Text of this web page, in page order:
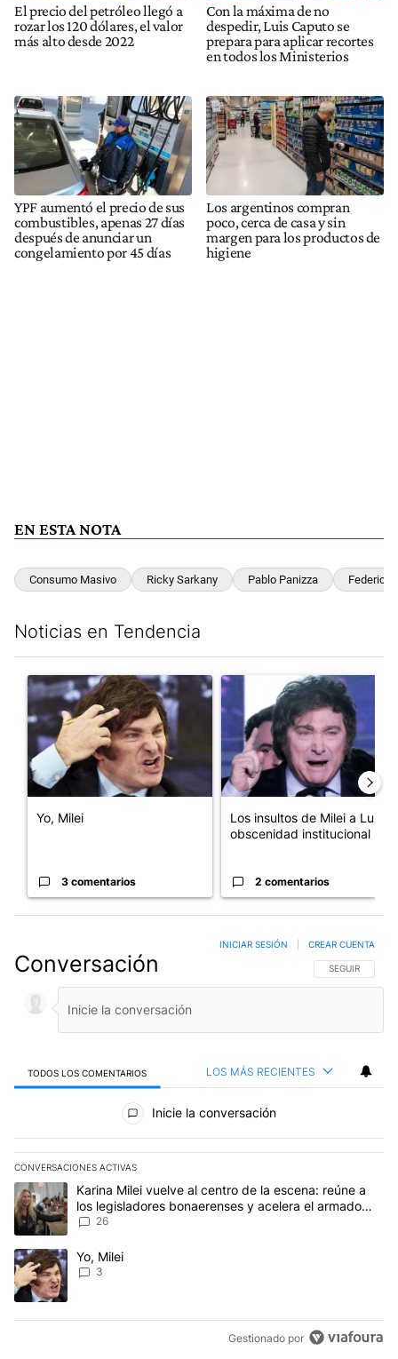
El precio del petróleo llegó a
rozar los 120 dólares, el valor
más alto desde 2022
Con la máxima de no
despedir, Luis Caputo se
prepara para aplicar recortes
en todos los Ministerios
YPF aumentó el precio de sus
combustibles, apenas 27 días
después de anunciar un
congelamiento por 45 días
Los argentinos compran
poco, cerca de casa y sin
margen para los productos de
higiene
EN ESTA NOTA
Consumo Masivo Ricky Sarkany Pablo Panizza Federico
Noticias en Tendencia
Un artículo de tendencia con el título "Yo, Milei" con 3
Yo, Milei
3 comentarios
Un artículo de tendencia con
Los insultos de Milei a Lula:
obscenidad institucional
2 comentarios
Conversación SIGA ESTA
SEGUIR
INICIAR SESIÓN CREAR CUENTA
TODOS LOS COMENTARIOS LOS MÁS RECIENTES
Todos los comentarios
Inicie la conversación
CONVERSACIONES ACTIVAS
Este listado muestra los artículos con más comentarios en los
Un artículo de tendencia con el título "Karina Milei vuelve al
Karina Milei vuelve al centro de la escena: reúne a
los legisladores bonaerenses y acelera el armado
para 2027
26
Un artículo de tendencia con el título "Yo, Milei" con 3
Yo, Milei
3
Gestionado por